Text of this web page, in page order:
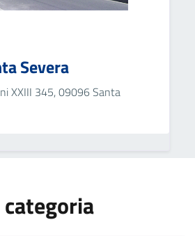
Severa
XXIII 345, 09096 Santa